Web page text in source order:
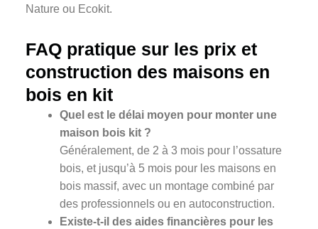
Nature ou Ecokit.
FAQ pratique sur les prix et
construction des maisons en
bois en kit
Quel est le délai moyen pour monter une
maison bois kit ?
Généralement, de 2 à 3 mois pour l’ossature
bois, et jusqu’à 5 mois pour les maisons en
bois massif, avec un montage combiné par
des professionnels ou en autoconstruction.
Existe-t-il des aides financières pour les